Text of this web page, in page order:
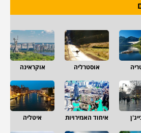
אוסטרליה אוקראינה
איחוד האמירויות איטליה